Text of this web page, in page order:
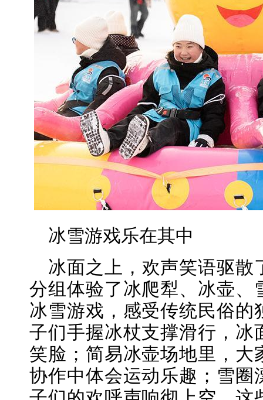
冰雪游戏乐在其中
冰面之上，欢声笑语驱散
分组体验了冰爬犁、冰壶、
冰雪游戏，感受传统民俗
子们手握冰杖支撑滑行，冰
笑脸；简易冰壶场地里，
协作中体会运动乐趣；雪圈